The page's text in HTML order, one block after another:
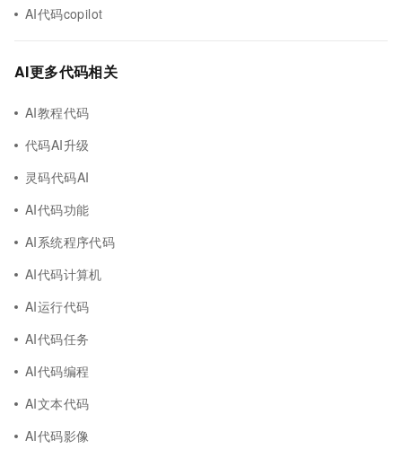
AI代码copilot
AI更多代码相关
AI教程代码
代码AI升级
灵码代码AI
AI代码功能
AI系统程序代码
AI代码计算机
AI运行代码
AI代码任务
AI代码编程
AI文本代码
AI代码影像